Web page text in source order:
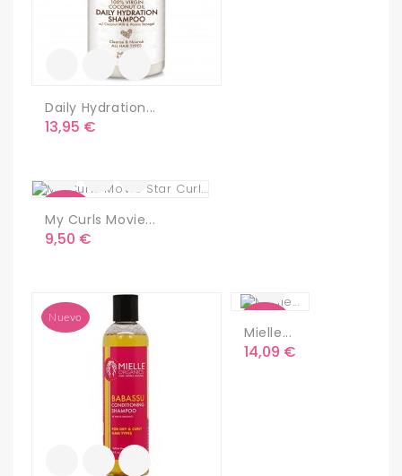
Daily Hydration...
Precio
13,95 €
My Curls Movie...
Precio
9,50 €
Nuevo
Mielle...
Precio
14,09 €